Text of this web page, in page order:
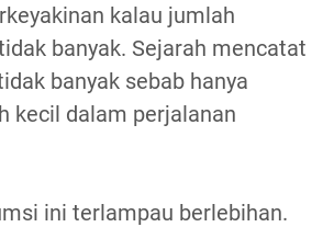
kalau jumlah
banyak. Sejarah mencatat
banyak sebab hanya
kecil dalam perjalanan
ini terlampau berlebihan.